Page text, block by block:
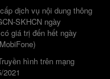
dịch vụ nội dung thông
SKHCN ngày
giá trị đến hết ngày
hình trên mạng